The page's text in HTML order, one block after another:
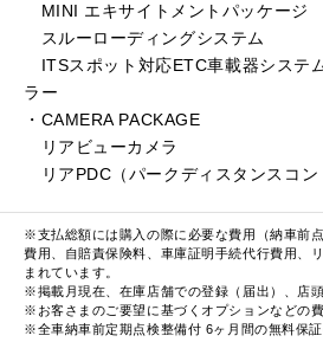
MINI エキサイトメントパッケージ
スルーローディングシステム
ITSスポット対応ETC車載器システ
ラー
・CAMERA PACKAGE
リアビューカメラ
リアPDC（パークディスタンスコン
※支払総額には購入の際に必要な費用（納車前
費用、自賠責保険料、車庫証明手続代行費用、
まれています。
※掲載月現在、在庫店舗での登録（届出）、店
※お客さまのご要望に基づくオプションなどの
※全車納車前定期点検整備付 6ヶ月間の無料保